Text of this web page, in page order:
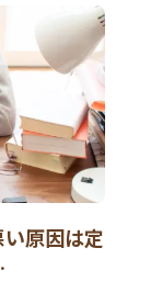
原因は定